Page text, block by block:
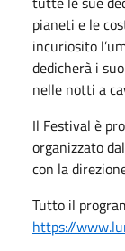
pianeti e le
incuriosito
dedicherà i
nelle notti a
Il Festival è
organizzato
con la
Tutto il
https://